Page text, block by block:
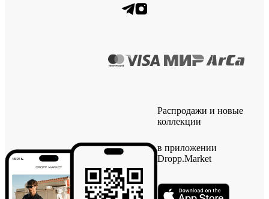
Распродажи и новые
коллекции
в приложении
Dropp.Market